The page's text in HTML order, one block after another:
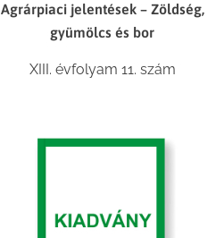
Agrárpiaci jelentések – Zöldség,
gyümölcs és bor
XIII. évfolyam 11. szám